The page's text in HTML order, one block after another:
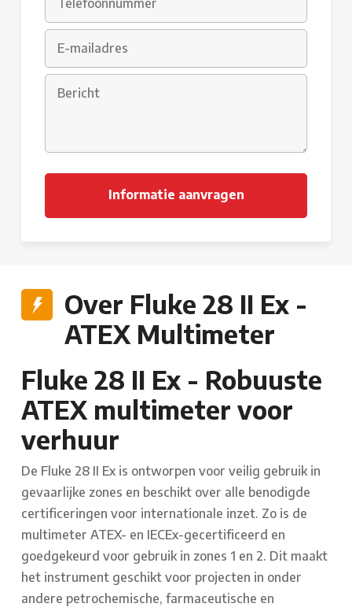
Over Fluke 28 II Ex -
ATEX Multimeter
Fluke 28 II Ex - Robuuste
ATEX multimeter voor
verhuur
De Fluke 28 II Ex is ontworpen voor veilig gebruik in
gevaarlijke zones en beschikt over alle benodigde
certificeringen voor internationale inzet. Zo is de
multimeter ATEX- en IECEx-gecertificeerd en
goedgekeurd voor gebruik in zones 1 en 2. Dit maakt
het instrument geschikt voor projecten in onder
andere petrochemische, farmaceutische en